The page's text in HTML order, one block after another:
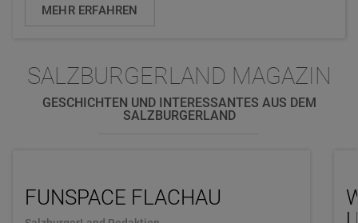
MEHR ERFAHREN
SALZBURGERLAND MAGAZIN
GESCHICHTEN UND INTERESSANTES AUS DEM
SALZBURGERLAND
FUNSPACE FLACHAU